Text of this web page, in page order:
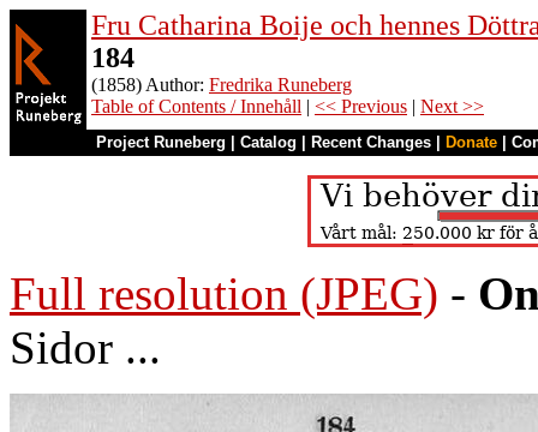
Fru Catharina Boije och hennes
184
(1858) Author: Fredrika Runeberg
Table of Contents / Innehåll | << Previous | Next >>
Project Runeberg Catalog Recent Changes Donate
Full resolution (JPEG) -
Sidor ...